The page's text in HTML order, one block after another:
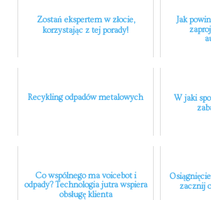
Zostań ekspertem w złocie,
korzystając z tej porady!
Jak
Recykling odpadów metalowych
W jaki
Co wspólnego ma voicebot i
odpady? Technologia jutra wspiera
obsługę klienta
zacznij